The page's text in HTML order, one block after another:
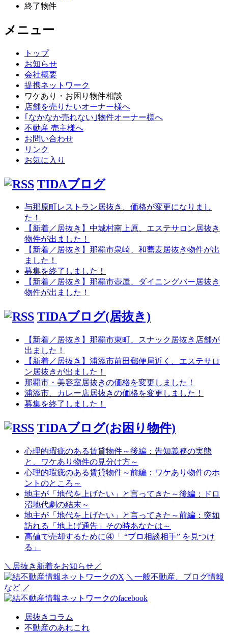
終了物件
メニュー
トップ
お知らせ
会社概要
提携ネットワーク
ワケあり・お困り物件相談
店舗を売りたいオーナー様へ
｢なかなか売れない｣物件オーナー様へ
不動産 売主様へ
お問い合わせ
リンク
お気に入り
TIDAブログ
与那原町レストラン居抜き、価格が変更になりまし
た！
【新着／居抜き】中城村南上原、エステサロン居抜き
物件が出ました！
【新着／居抜き】那覇市泉崎、和蕎麦居抜き物件が出
ました！
募集を終了しました！
【新着／居抜き】那覇市壺屋、ダイニングバー居抜き
物件が出ました！
TIDAブログ(居抜き)
【新着／居抜き】那覇市東町、スナック居抜き店舗が
出ました！
【新着／居抜き】浦添市前田郵便局近く、エステサロ
ン居抜きが出ました！
那覇市・美容室居抜きの価格を変更しました！
浦添市、カレー店居抜きの価格を変更しました！
募集を終了しました！
TIDAブログ(お困り物件)
心理的瑕疵のある賃貸物件～後編：告知義務の実態
と、ワケあり物件の見分け方～
心理的瑕疵のある賃貸物件～前編：ワケあり物件のホ
ントのところ～
地主が「地代を上げたい」と言ってきた～後編：ドロ
沼地代劇の結末～
地主が「地代を上げたい」と言ってきた～前編：突如
訪れる「地上げ通告」その時あなたは～
高値で売却するために④「 “プロ相談相手” を見つけ
る」
＼居抜き新着をお知らせ／
＼一般不動産、ブログ情報
など ／
居抜きコラム
不動産のあれこれ